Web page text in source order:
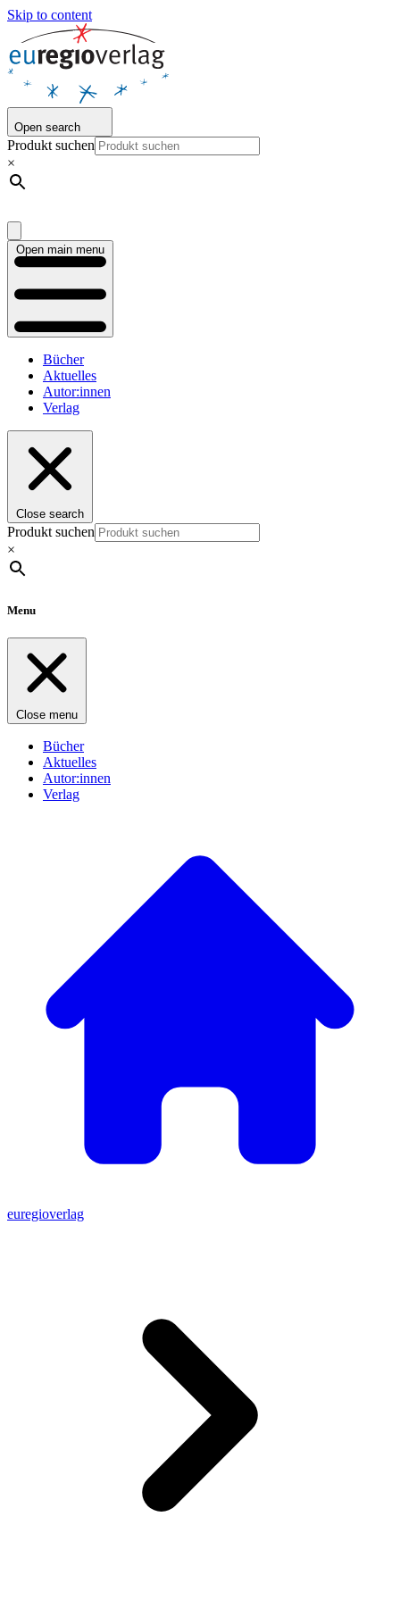
Skip to content
Open search
Produkt suchen
×
Open main menu
Bücher
Aktuelles
Autor:innen
Verlag
Close search
Produkt suchen
×
Menu
Close menu
Bücher
Aktuelles
Autor:innen
Verlag
euregioverlag